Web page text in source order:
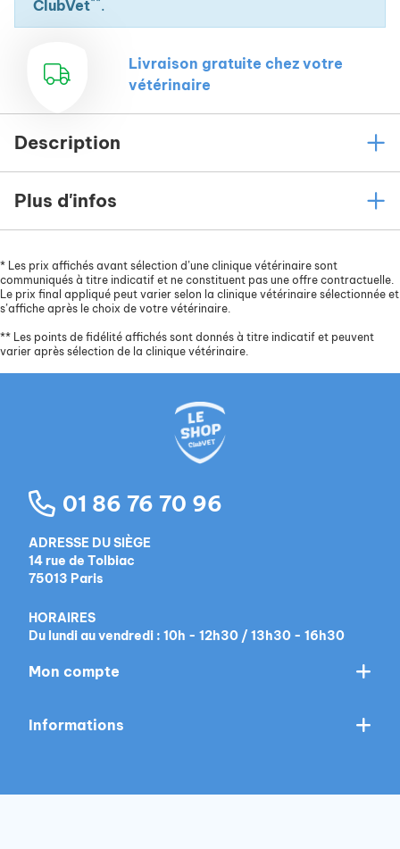
ClubVet
.
Livraison gratuite chez votre
vétérinaire
Description
Plus d'infos
* Les prix affichés avant sélection d’une clinique vétérinaire sont
communiqués à titre indicatif et ne constituent pas une offre contractuelle.
Le prix final appliqué peut varier selon la clinique vétérinaire sélectionnée et
s’affiche après le choix de votre vétérinaire.
** Les points de fidélité affichés sont donnés à titre indicatif et peuvent
varier après sélection de la clinique vétérinaire.
01 86 76 70 96
ADRESSE DU SIÈGE
14 rue de Tolbiac
75013 Paris
HORAIRES
Du lundi au vendredi : 10h - 12h30 / 13h30 - 16h30
Mon compte
Informations